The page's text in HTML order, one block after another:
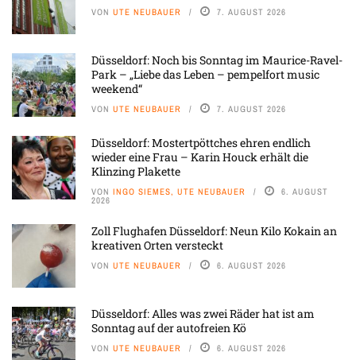
VON UTE NEUBAUER 7. AUGUST 2026
Düsseldorf: Noch bis Sonntag im Maurice-Ravel-
Park – „Liebe das Leben – pempelfort music
weekend“
VON UTE NEUBAUER 7. AUGUST 2026
Düsseldorf: Mostertpöttches ehren endlich
wieder eine Frau – Karin Houck erhält die
Klinzing Plakette
VON INGO SIEMES, UTE NEUBAUER 6. AUGUST
2026
Zoll Flughafen Düsseldorf: Neun Kilo Kokain an
kreativen Orten versteckt
VON UTE NEUBAUER 6. AUGUST 2026
Düsseldorf: Alles was zwei Räder hat ist am
Sonntag auf der autofreien Kö
VON UTE NEUBAUER 6. AUGUST 2026